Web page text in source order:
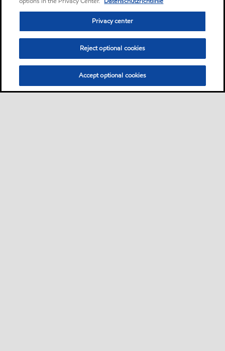
Privacy center
Reject optional cookies
Accept optional cookies